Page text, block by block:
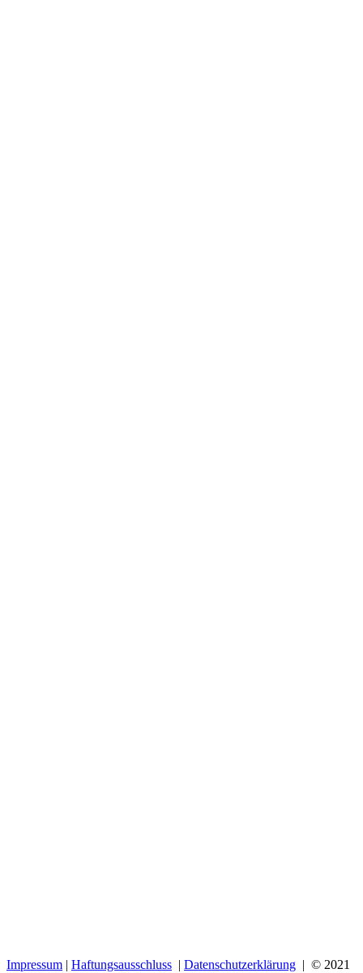
Impressum | Haftungsausschluss | Datenschutzerklärung | © 2021